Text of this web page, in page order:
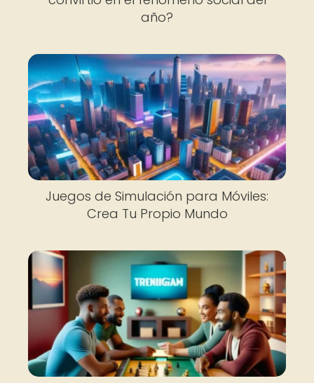
año?
Juegos de Simulación para Móviles:
Crea Tu Propio Mundo